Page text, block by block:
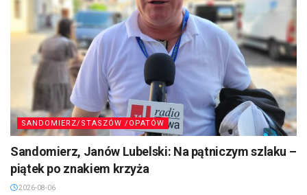
SANDOMIERZ/STASZÓW /OPATÓW
Sandomierz, Janów Lubelski: Na pątniczym szlaku –
piątek po znakiem krzyża
2026-08-06